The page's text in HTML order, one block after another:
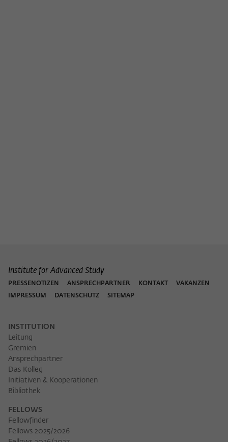
Institute for Advanced Study
PRESSENOTIZEN ANSPRECHPARTNER KONTAKT
VAKANZEN
IMPRESSUM
DATENSCHUTZ SITEMAP
INSTITUTION
Leitung
Gremien
Ansprechpartner
Das Kolleg
Initiativen & Kooperationen
Bibliothek
FELLOWS
Fellowfinder
Fellows 2025/2026